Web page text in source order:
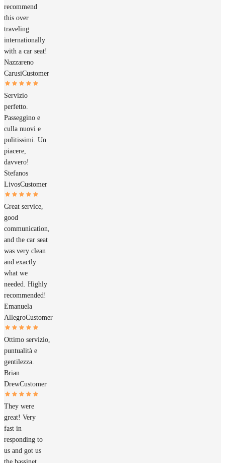
recommend
this over
traveling
internationally
with a car seat!
Nazzareno
CarusiCustomer
Servizio
perfetto.
Passeggino e
culla nuovi e
pulitissimi. Un
piacere,
davvero!
Stefanos
LivosCustomer
Great service,
good
communication,
and the car seat
was very clean
and exactly
what we
needed. Highly
recommended!
Emanuela
AllegroCustomer
Ottimo servizio,
puntualità e
gentilezza.
Brian
DrewCustomer
They were
great! Very
fast in
responding to
us and got us